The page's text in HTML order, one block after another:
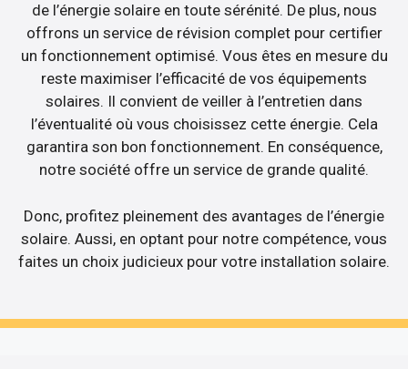
de l’énergie solaire en toute sérénité. De plus, nous
offrons un service de révision complet pour certifier
un fonctionnement optimisé. Vous êtes en mesure du
reste maximiser l’efficacité de vos équipements
solaires. Il convient de veiller à l’entretien dans
l’éventualité où vous choisissez cette énergie. Cela
garantira son bon fonctionnement. En conséquence,
notre société offre un service de grande qualité.
Donc, profitez pleinement des avantages de l’énergie
solaire. Aussi, en optant pour notre compétence, vous
faites un choix judicieux pour votre installation solaire.